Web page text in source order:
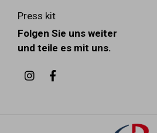
Press kit
Folgen Sie uns weiter
und teile es mit uns.